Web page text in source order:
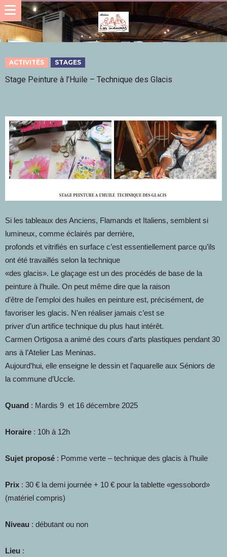
ACTIVITÉS STAGES
Stage Peinture à l’Huile – Technique des Glacis
Si les tableaux des Anciens, Flamands et Italiens, semblent si
lumineux, comme éclairés par derrière,
profonds et vitrifiés en surface c’est essentiellement parce qu’ils
ont été travaillés selon la technique
«des glacis». Le glaçage est un des procédés de base de la
peinture à l’huile. On peut même dire que la raison
d’être de l’emploi des huiles en peinture est, précisément, de
favoriser les glacis. N’en réaliser jamais c’est se
priver d’un artifice technique du plus haut intérêt.
Carmen Ortigosa a animé des cours d’arts plastiques pendant 30
ans à l’Atelier Las Meninas.
Aujourd’hui, elle enseigne le dessin et l’aquarelle aux Séniors de
la commune d’Uccle.
Quand : Mardis 9 et 16 décembre 2025
Horaire : 10h à 12h
Sujet proposé : Pomme verte – technique des glacis à l’huile
Prix : 30 € la demi journée + 10 € pour la tablette «gessobord»
(matériel compris)
Niveau : débutant ou non
Lieu :